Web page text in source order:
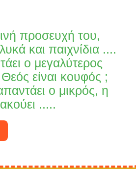
προσευχή του,
και παιχνίδια ....
ο μεγαλύτερος
είναι κουφός ;
ο μικρός, η
.....